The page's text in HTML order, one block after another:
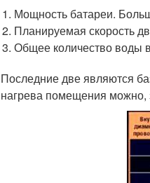
Мощность батареи.
Планируемая скорость
Общее количество воды
Последние две являются
нагрева помещения можно,